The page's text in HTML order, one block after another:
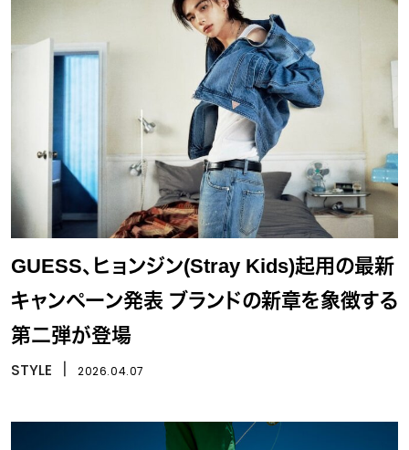
GUESS、ヒョンジン(Stray Kids)起用の最新
キャンペーン発表 ブランドの新章を象徴する
第二弾が登場
STYLE 2026.04.07